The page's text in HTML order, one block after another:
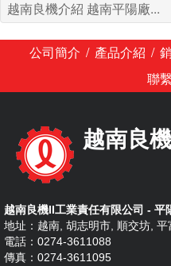
紹
銷
售
績
公
司
活
證
書
越南良機介紹 越南平陽廠...
公司簡介 / 產品介紹 /
聯
越南良
越南良機II工業責任有限公司 - 平
地址：越南, 胡志明市, 順交坊, 平
電話：0274-3611088
傳真：0274-3611095